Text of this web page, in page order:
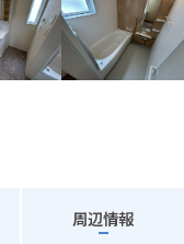
周辺情報